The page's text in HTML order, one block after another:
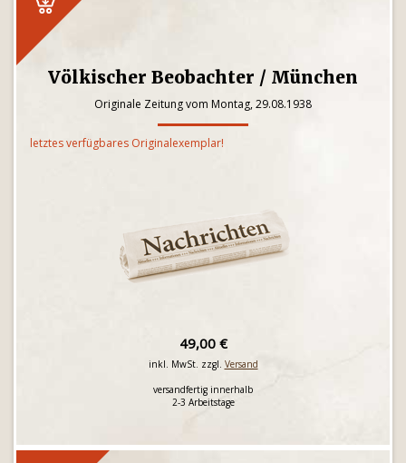
Völkischer Beobachter / München
Originale Zeitung vom Montag, 29.08.1938
letztes verfügbares Originalexemplar!
49,00 €
inkl. MwSt. zzgl. Versand
versandfertig innerhalb
2-3 Arbeitstage